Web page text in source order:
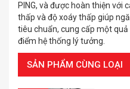
PING, và được hoàn thiện với
thấp và độ xoáy thấp giúp
tiêu chuẩn, cung cấp một
điểm hệ thống lý tưởng.
SẢN PHẨM CÙNG LOẠI